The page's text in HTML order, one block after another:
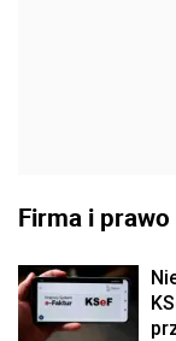
Firma i prawo